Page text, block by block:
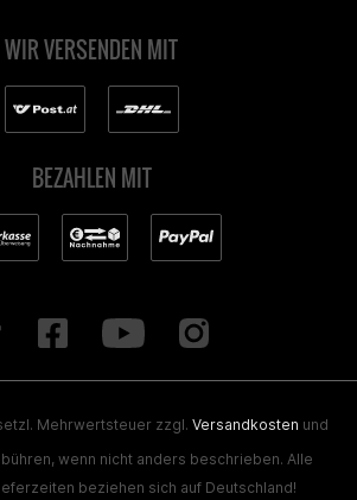
WIR VERSENDEN MIT
BEZAHLEN MIT
Mehrwertsteuer zzgl. Versandkosten und
wenn nicht anders beschrieben. Alle
beziehen sich auf Deutschland!